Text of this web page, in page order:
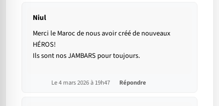
Niul
Merci le Maroc de nous avoir créé de nouveaux
HÉROS!
Ils sont nos JAMBARS pour toujours.
Le 4 mars 2026 à 19h47 Répondre